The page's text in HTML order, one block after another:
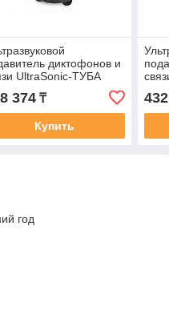
диктофонов и
UltraSonic-ТУБА
374₸
Купить
год